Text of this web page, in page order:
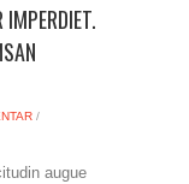
/
augue